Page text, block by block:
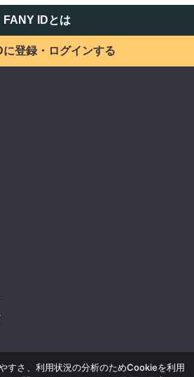
FANY IDとは
に登録・ログインする
すさ、利用状況の分析のためCookieを利用